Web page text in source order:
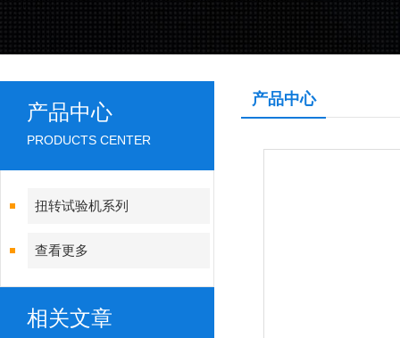
产品中心
PRODUCTS CENTER
扭转试验机系列
查看更多
相关文章
产品中心